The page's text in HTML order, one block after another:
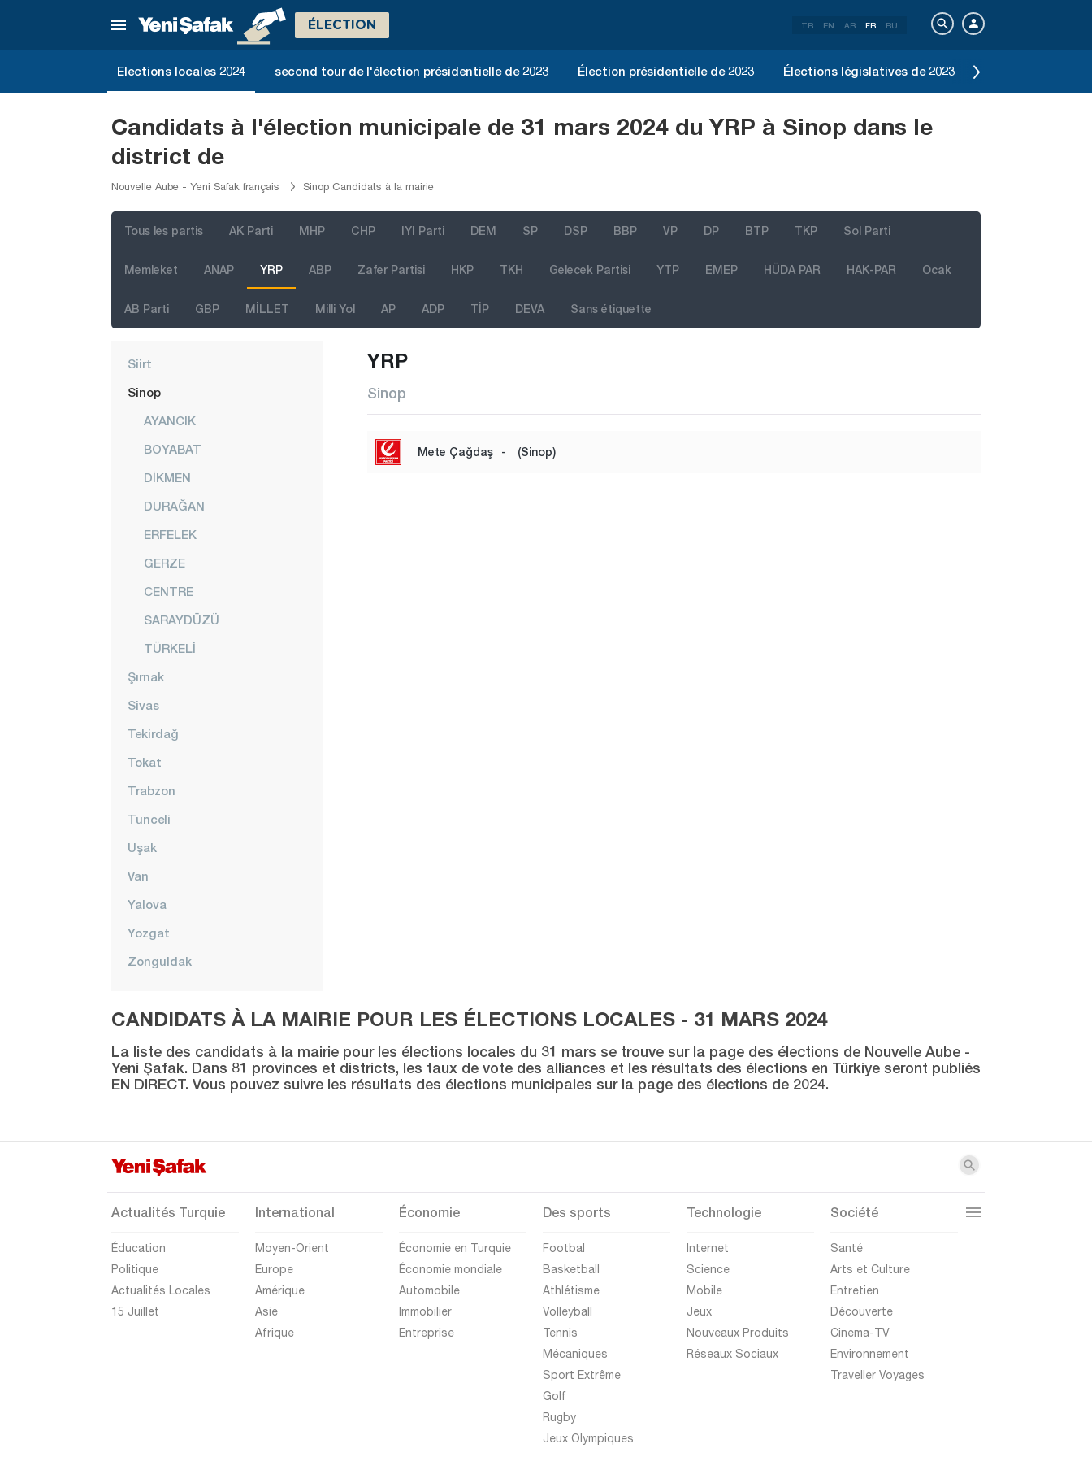
ÉLECTION TR EN AR FR RU
Elections locales 2024 second tour de l'élection présidentielle de 2023 Élection présidentielle de 2023 Élections législatives de 2023
Candidats à l'élection municipale de 31 mars 2024 du YRP à Sinop dans le
district de
Nouvelle Aube - Yeni Safak français Sinop Candidats à la mairie
Tous les partis AK Parti MHP CHP IYI Parti DEM SP DSP BBP VP DP BTP TKP Sol Parti
Memleket ANAP YRP ABP Zafer Partisi HKP TKH Gelecek Partisi YTP EMEP HÜDA PAR HAK-PAR Ocak
AB Parti GBP MİLLET Milli Yol AP ADP TİP DEVA Sans étiquette
Mardin
Mersin
Muğla
Nevşehir
Niğde
Ordu
Sakarya
Samsun
Siirt
Sinop
AYANCIK
BOYABAT
DİKMEN
DURAĞAN
ERFELEK
GERZE
CENTRE
SARAYDÜZÜ
TÜRKELİ
Şırnak
Sivas
Tekirdağ
Tokat
Trabzon
Tunceli
Uşak
Van
Yalova
Yozgat
Zonguldak
YRP
Sinop
Mete Çağdaş - (Sinop)
CANDIDATS À LA MAIRIE POUR LES ÉLECTIONS LOCALES - 31 MARS 2024
La liste des candidats à la mairie pour les élections locales du 31 mars se trouve sur la page des élections de Nouvelle Aube -
Yeni Şafak. Dans 81 provinces et districts, les taux de vote des alliances et les résultats des élections en Türkiye seront publiés
EN DIRECT. Vous pouvez suivre les résultats des élections municipales sur la page des élections de 2024.
Actualités Turquie
Éducation
Politique
Actualités Locales
15 Juillet
International
Moyen-Orient
Europe
Amérique
Asie
Afrique
Économie
Économie en Turquie
Économie mondiale
Automobile
Immobilier
Entreprise
Des sports
Footbal
Basketball
Athlétisme
Volleyball
Tennis
Mécaniques
Sport Extrême
Golf
Rugby
Jeux Olympiques
Technologie
Internet
Science
Mobile
Jeux
Nouveaux Produits
Réseaux Sociaux
Société
Santé
Arts et Culture
Entretien
Découverte
Cinema-TV
Environnement
Traveller Voyages